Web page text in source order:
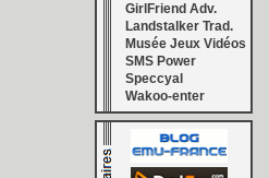
GirlFriend Adv.
Landstalker Trad.
Musée Jeux Vidéos
SMS Power
Speccyal
Wakoo-enter